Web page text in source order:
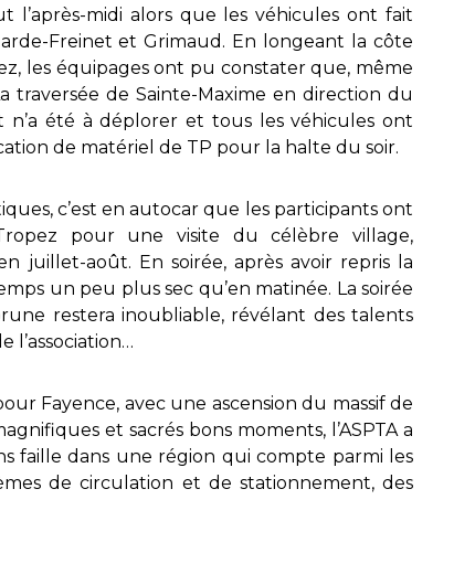
l’après-midi alors que les véhicules ont fait
Freinet et Grimaud. En longeant la côte
les équipages ont pu constater que, même
traversée de Sainte-Maxime en direction du
été à déplorer et tous les véhicules ont
de matériel de TP pour la halte du soir.
c’est en autocar que les participants ont
pour une visite du célèbre village,
juillet-août. En soirée, après avoir repris la
un peu plus sec qu’en matinée. La soirée
restera inoubliable, révélant des talents
l’association…
Fayence, avec une ascension du massif de
et sacrés bons moments, l’ASPTA a
faille dans une région qui compte parmi les
de circulation et de stationnement, des